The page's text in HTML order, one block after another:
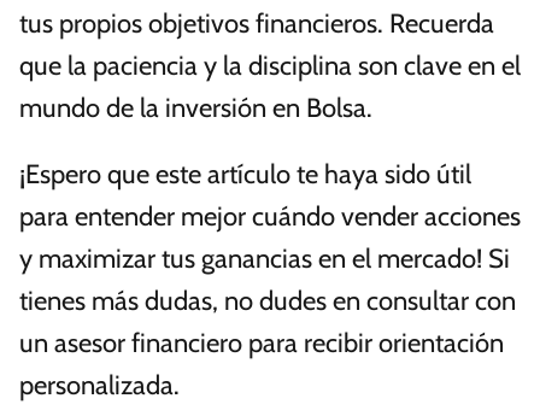
tus propios objetivos financieros. Recuerda
que la paciencia y la disciplina son clave en el
mundo de la inversión en Bolsa.
¡Espero que este artículo te haya sido útil
para entender mejor cuándo vender acciones
y maximizar tus ganancias en el mercado! Si
tienes más dudas, no dudes en consultar con
un asesor financiero para recibir orientación
personalizada.